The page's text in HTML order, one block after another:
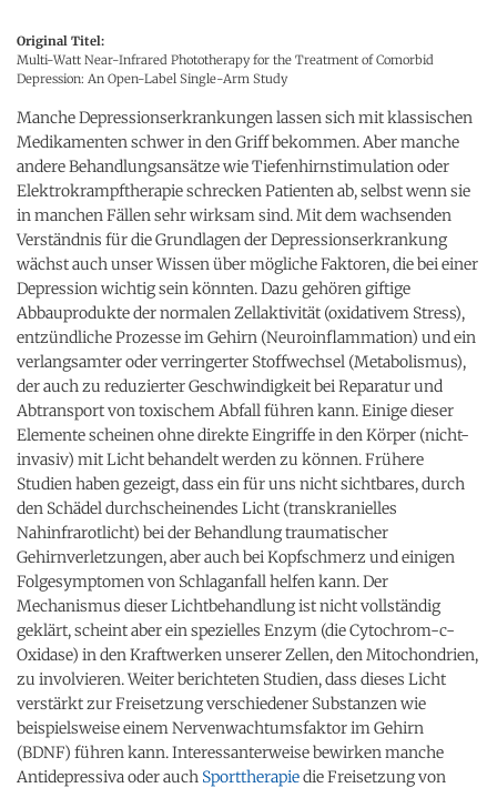
Original Titel:
Multi-Watt Near-Infrared Phototherapy for the Treatment of Comorbid
Depression: An Open-Label Single-Arm Study
Manche Depressionserkrankungen lassen sich mit klassischen
Medikamenten schwer in den Griff bekommen. Aber manche
andere Behandlungsansätze wie Tiefenhirnstimulation oder
Elektrokrampftherapie schrecken Patienten ab, selbst wenn sie
in manchen Fällen sehr wirksam sind. Mit dem wachsenden
Verständnis für die Grundlagen der Depressionserkrankung
wächst auch unser Wissen über mögliche Faktoren, die bei einer
Depression wichtig sein könnten. Dazu gehören giftige
Abbauprodukte der normalen Zellaktivität (oxidativem Stress),
entzündliche Prozesse im Gehirn (Neuroinflammation) und ein
verlangsamter oder verringerter Stoffwechsel (Metabolismus),
der auch zu reduzierter Geschwindigkeit bei Reparatur und
Abtransport von toxischem Abfall führen kann. Einige dieser
Elemente scheinen ohne direkte Eingriffe in den Körper (nicht-
invasiv) mit Licht behandelt werden zu können. Frühere
Studien haben gezeigt, dass ein für uns nicht sichtbares, durch
den Schädel durchscheinendes Licht (transkranielles
Nahinfrarotlicht) bei der Behandlung traumatischer
Gehirnverletzungen, aber auch bei Kopfschmerz und einigen
Folgesymptomen von Schlaganfall helfen kann. Der
Mechanismus dieser Lichtbehandlung ist nicht vollständig
geklärt, scheint aber ein spezielles Enzym (die Cytochrom-c-
Oxidase) in den Kraftwerken unserer Zellen, den Mitochondrien,
zu involvieren. Weiter berichteten Studien, dass dieses Licht
verstärkt zur Freisetzung verschiedener Substanzen wie
beispielsweise einem Nervenwachtumsfaktor im Gehirn
(BDNF) führen kann. Interessanterweise bewirken manche
Antidepressiva oder auch Sporttherapiedie Freisetzung von